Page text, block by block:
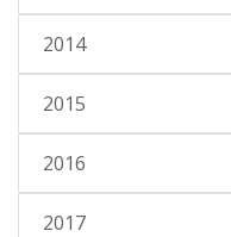
2014
2015
2016
2017